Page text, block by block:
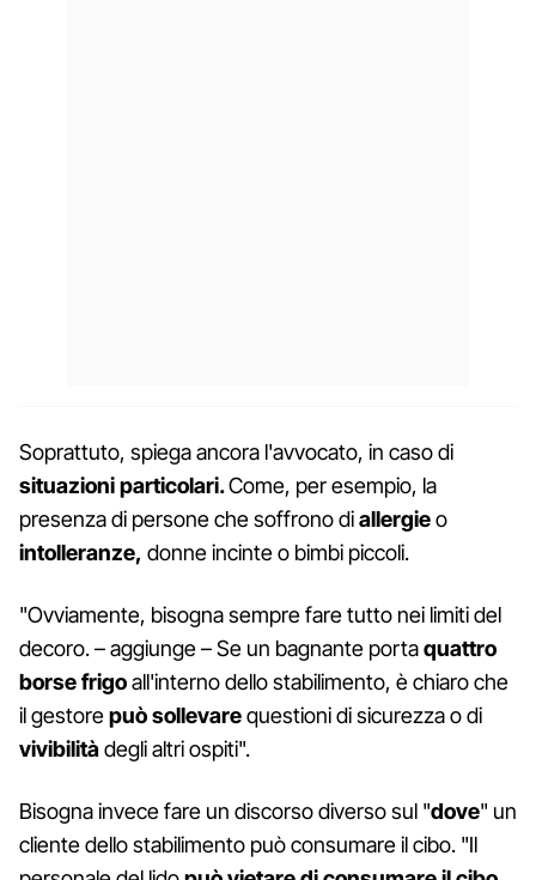
Soprattuto, spiega ancora l'avvocato, in caso di
situazioni particolari.Come, per esempio, la
presenza di persone che soffrono diallergieo
intolleranze, donne incinte o bimbi piccoli.
"Ovviamente, bisogna sempre fare tutto nei limiti del
decoro. – aggiunge – Se un bagnante portaquattro
borse frigoall'interno dello stabilimento, è chiaro che
il gestorepuò sollevarequestioni di sicurezza o di
vivibilitàdegli altri ospiti".
Bisogna invece fare un discorso diverso sul "dove" un
cliente dello stabilimento può consumare il cibo. "Il